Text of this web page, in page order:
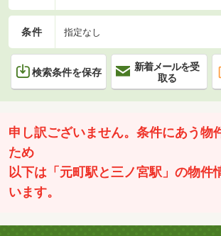
条件 指定なし
検索条件を保存
新着メールを受
取る
申し訳ございません。条件にあう物
ため
以下は「元町駅と三ノ宮駅」の物件
います。